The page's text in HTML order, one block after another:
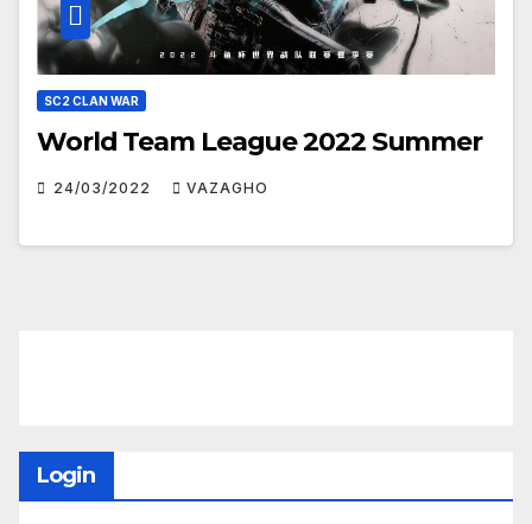
SC2 CLAN WAR
World Team League 2022 Summer
24/03/2022 VAZAGHO
Login